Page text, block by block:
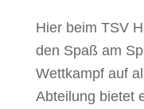
Hier beim TSV
den Spaß am
Wettkampf auf
Abteilung bietet